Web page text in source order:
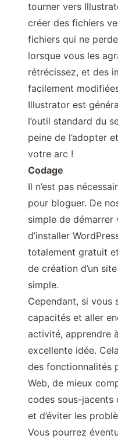
tourner vers
créer des fichiers
fichiers qui ne
lorsque vous les
rétrécissez, et des
facilement
Illustrator est
l’outil standard du
peine de l’adopter
votre arc !
Codage
Il n’est pas
pour bloguer. De
simple de
d’installer
totalement gratuit
de création d’un
simple.
Cependant, si vous
capacités et aller
activité, apprendre
excellente idée.
des fonctionnalités
Web, de mieux
codes sous-
et d’éviter les
Vous pourrez